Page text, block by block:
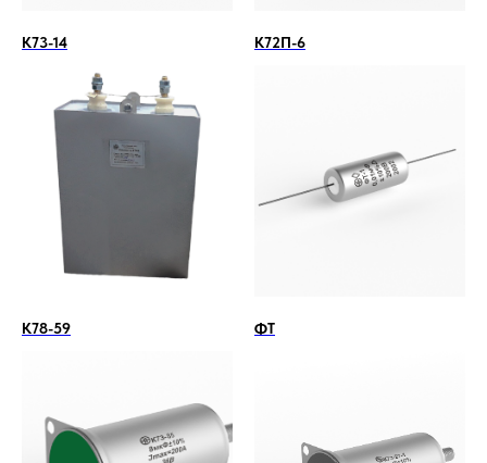
К73-14 К72П-6
К78-59 ФТ